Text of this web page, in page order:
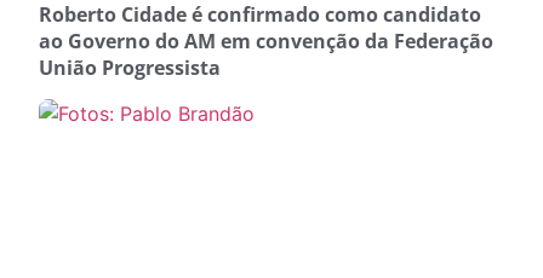
Roberto Cidade é confirmado como candidato
ao Governo do AM em convenção da Federação
União Progressista